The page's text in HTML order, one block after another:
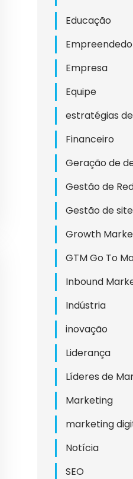
Educação
Empresa
Equipe
estratégias
Financeiro
Geração de
Gestão de
Gestão de
Growth
GTM Go To
Inbound
Indústria
inovação
Liderança
Líderes de
Marketing
marketing
Notícia
SEO